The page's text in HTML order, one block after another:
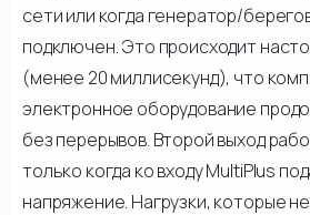
сети или когда генератор/
подключен. Это происходит
(менее 20 миллисекунд), что
электронное оборудование
без перерывов. Второй выход
только когда ко входу MultiPlus
напряжение. Нагрузки, которые